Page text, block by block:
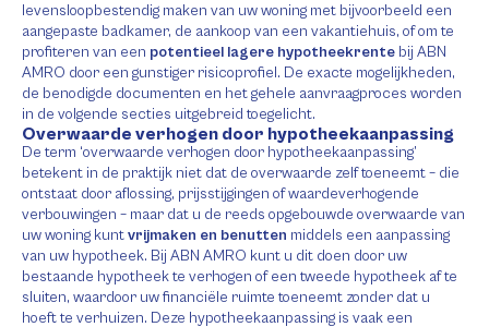
levensloopbestendig maken van uw woning met bijvoorbeeld een
aangepaste badkamer, de aankoop van een vakantiehuis, of om te
profiteren van een potentieel lagere hypotheekrente bij ABN
AMRO door een gunstiger risicoprofiel. De exacte mogelijkheden,
de benodigde documenten en het gehele aanvraagproces worden
in de volgende secties uitgebreid toegelicht.
Overwaarde verhogen door hypotheekaanpassing
De term ‘overwaarde verhogen door hypotheekaanpassing’
betekent in de praktijk niet dat de overwaarde zelf toeneemt – die
ontstaat door aflossing, prijsstijgingen of waardeverhogende
verbouwingen – maar dat u de reeds opgebouwde overwaarde van
uw woning kuntvrijmaken en benutten middels een aanpassing
van uw hypotheek. Bij ABN AMRO kunt u dit doen door uw
bestaande hypotheek te verhogen of een tweede hypotheek af te
sluiten, waardoor uw financiële ruimte toeneemt zonder dat u
hoeft te verhuizen. Deze hypotheekaanpassing is vaak een